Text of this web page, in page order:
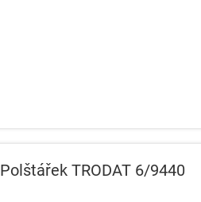
Polštářek TRODAT 6/9440